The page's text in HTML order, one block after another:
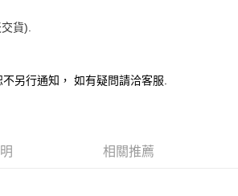
，台灣大哥大用戶可立即使用無須另外申請。
分期」，訂單成立後會自動跳轉到大哥付的交易
通過狀況，表示未達大哥付你分期系統評分，恕無
含以上)免運費
貨).
另行通知， 如有疑問請洽客服.
相關推薦